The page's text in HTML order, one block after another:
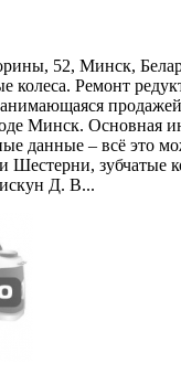
52, Минск,
колеса. Ремонт
Минск. Основная
данные – всё это
Шестерни, зубчатые
Д. В...